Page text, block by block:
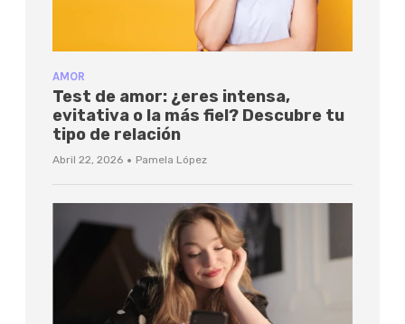
AMOR
Test de amor: ¿eres intensa,
evitativa o la más fiel? Descubre tu
tipo de relación
Abril 22, 2026 · Pamela López